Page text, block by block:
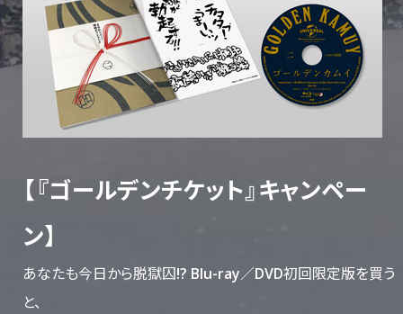
【『ゴールデンチケット』キャンペー
ン】
あなたも今日から脱獄囚!? Blu-ray／DVD初回限定版を買う
と、